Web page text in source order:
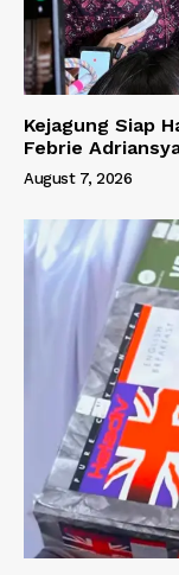
Kejagung Siap
Febrie
August 7, 2026